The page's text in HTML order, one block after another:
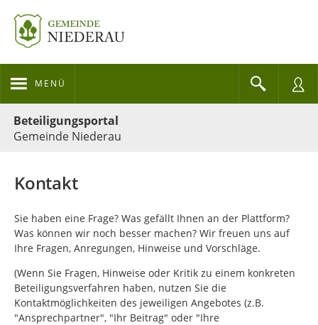
MENÜ
Beteiligungsportal
Gemeinde Niederau
Kontakt
Sie haben eine Frage? Was gefällt Ihnen an der Plattform?
Was können wir noch besser machen? Wir freuen uns auf
Ihre Fragen, Anregungen, Hinweise und Vorschläge.
(Wenn Sie Fragen, Hinweise oder Kritik zu einem konkreten
Beteiligungsverfahren haben, nutzen Sie die
Kontaktmöglichkeiten des jeweiligen Angebotes (z.B.
"Ansprechpartner", "Ihr Beitrag" oder "Ihre